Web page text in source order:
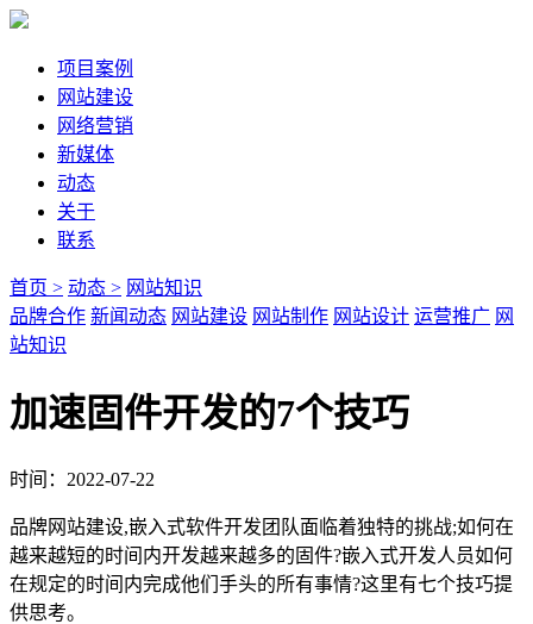
项目案例
网站建设
网络营销
新媒体
动态
关于
联系
首页 > 动态 > 网站知识
品牌合作 新闻动态 网站建设 网站制作 网站设计 运营推广 网
站知识
加速固件开发的7个技巧
时间：2022-07-22
品牌网站建设,嵌入式软件开发团队面临着独特的挑战;如何在
越来越短的时间内开发越来越多的固件?嵌入式开发人员如何
在规定的时间内完成他们手头的所有事情?这里有七个技巧提
供思考。